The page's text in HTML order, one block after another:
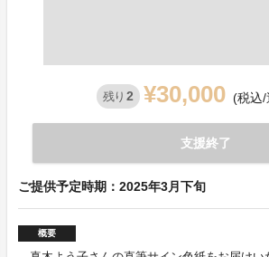
残り 2 ¥30,000 (税込/
支援終了
ご提供予定時期：2025年3月下旬
概要